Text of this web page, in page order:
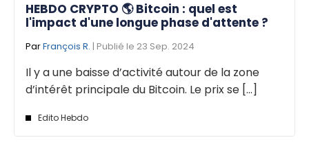
HEBDO CRYPTO 🌎 Bitcoin : quel est
l'impact d'une longue phase d'attente ?
ParFrançois R. | Publié le 23 Sep. 2024
Il y a une baisse d’activité autour de la zone
d’intérêt principale du Bitcoin. Le prix se [...]
Edito Hebdo